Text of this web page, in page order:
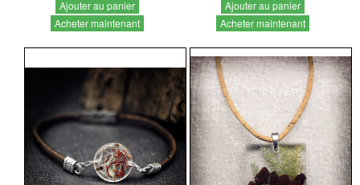
Ajouter au panier
Acheter maintenant
Ajouter au panier
Acheter maintenant